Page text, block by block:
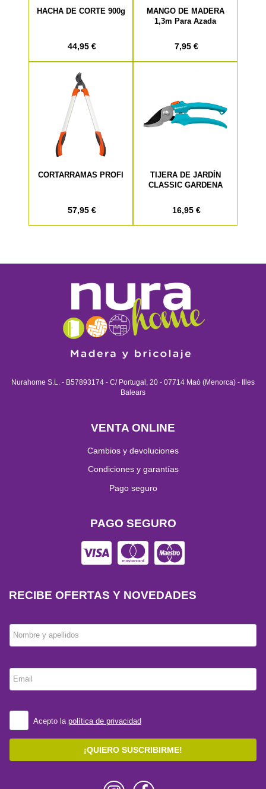
HACHA DE CORTE 900g
44,95 €
MANGO DE MADERA
1,3m Para Azada
7,95 €
CORTARRAMAS PROFI
57,95 €
TIJERA DE JARDÍN
CLASSIC GARDENA
16,95 €
Nurahome S.L. - B57893174 - C/ Portugal, 20 - 07714 Maó (Menorca) - Illes
Balears
VENTA ONLINE
Cambios y devoluciones
Condiciones y garantías
Pago seguro
PAGO SEGURO
RECIBE OFERTAS Y NOVEDADES
Nombre y apellidos
Email
Acepto la política de privacidad
¡QUIERO SUSCRIBIRME!